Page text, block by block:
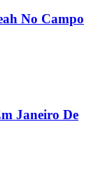
No Campo
Janeiro De